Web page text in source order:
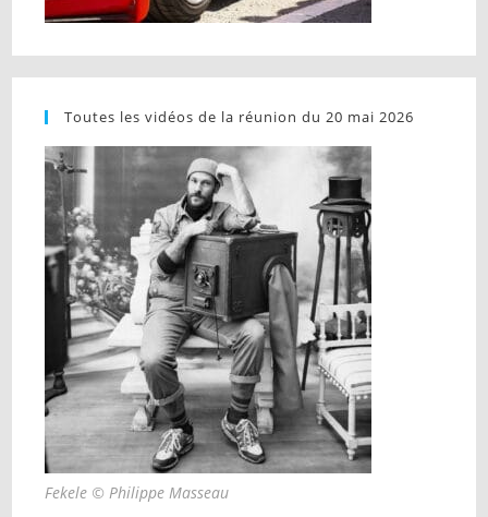
Toutes les vidéos de la réunion du 20 mai 2026
Fekele © Philippe Masseau